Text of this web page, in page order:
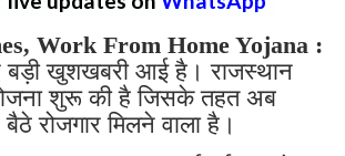
Work From Home Yojana :
बड़ी खुशखबरी आई है। राजस्थान
शुरू की है जिसके तहत अब
रोजगार मिलने वाला है।